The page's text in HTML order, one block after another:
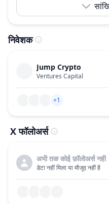
निवेशक
Jump Crypto
Ventures Capital
+1
X फॉलोअर्स
अभी तक कोई फ़ॉलोअर्स नहीं
डेटा नहीं मिला या मौजूद नहीं है